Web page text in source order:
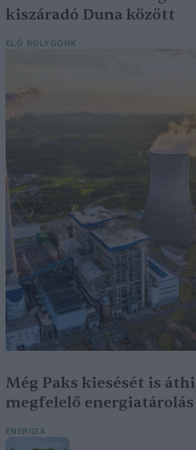
kiszáradó Duna között
ÉLŐ BOLYGÓNK
Még Paks kiesését is
megfelelő energiatárolás
ENERGIA